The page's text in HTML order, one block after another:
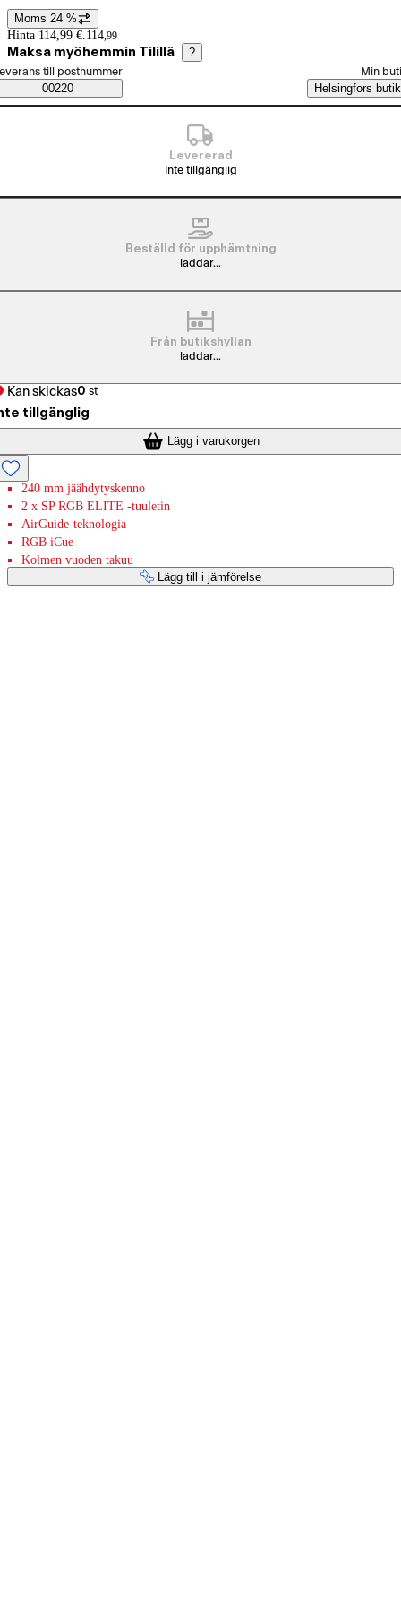
Prisinformation
Moms 24 %
Hinta 114,99 €. 114,99
Maksa myöhemmin Tilillä ?
Saatavuustiedot
beställningssätt
till postnummer
00220
Min
Helsingfors butik
Levererad
Inte tillgänglig
Beställd för upphämtning
laddar...
Från butikshyllan
laddar...
Kan skickas0 st
tillgänglig
Lägg i varukorgen
240 mm jäähdytyskenno
2 x SP RGB ELITE -tuuletin
AirGuide-teknologia
RGB iCue
Kolmen vuoden takuu
Lägg till i jämförelse